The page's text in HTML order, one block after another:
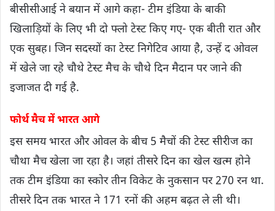
बीसीसीआई ने बयान में आगे कहा- टीम इंडिया के बाकी
खिलाड़ियों के लिए भी दो फ्लो टेस्ट किए गए- एक बीती रात और
एक सुबह। जिन सदस्यों का टेस्ट निगेटिव आया है, उन्हें द ओवल
में खेले जा रहे चौथे टेस्ट मैच के चौथे दिन मैदान पर जाने की
इजाजत दी गई है.
फोर्थ मैच में भारत आगे
इस समय भारत और ओवल के बीच 5 मैचों की टेस्ट सीरीज का
चौथा मैच खेला जा रहा है। जहां तीसरे दिन का खेल खत्म होने
तक टीम इंडिया का स्कोर तीन विकेट के नुकसान पर 270 रन था.
तीसरे दिन तक भारत ने 171 रनों की अहम बढ़त ले ली थी।